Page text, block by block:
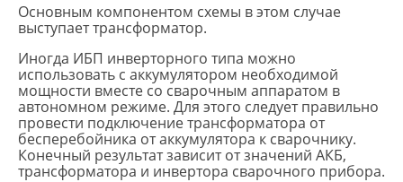
Основным компонентом схемы в этом случае
выступает трансформатор.
Иногда ИБП инверторного типа можно
использовать с аккумулятором необходимой
мощности вместе со сварочным аппаратом в
автономном режиме. Для этого следует правильно
провести подключение трансформатора от
бесперебойника от аккумулятора к сварочнику.
Конечный результат зависит от значений АКБ,
трансформатора и инвертора сварочного прибора.